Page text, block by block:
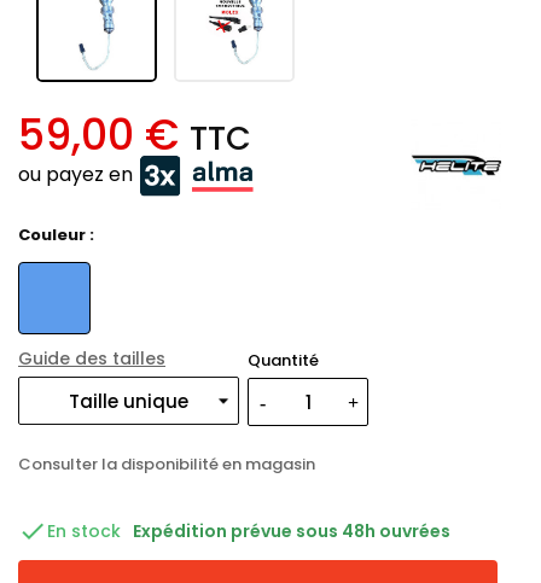
59,00 € TTC
ou payez en
Couleur :
Guide des tailles Quantité
Consulter la disponibilité en magasin
 En stock Expédition prévue sous 48h ouvrées